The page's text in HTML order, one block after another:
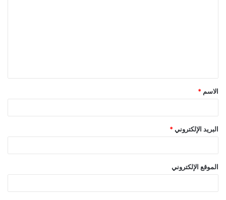
ق
*
الاسم *
البريد الإلكتروني *
الموقع الإلكتروني